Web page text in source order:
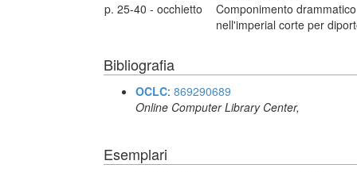
p. 25-40 - occhietto
Componimento
nell'imperial corte per
Bibliografia
OCLC: 869290689
Online Computer Library Center,
Esemplari